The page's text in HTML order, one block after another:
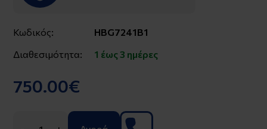
Κωδικός:
HBG7241B1
Διαθεσιμότητα:
1 έως 3 ημέρες
750.00€